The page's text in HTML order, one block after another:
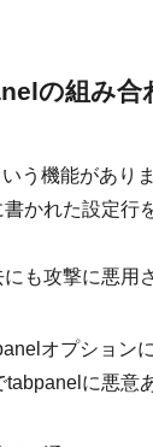
の組み合
う機能がありま
かれた設定行
も攻撃に悪用
オプション
に悪意